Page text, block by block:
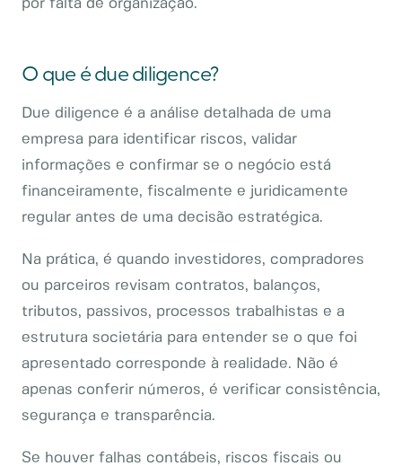
por falta de organização.
O que é due diligence?
Due diligence é a análise detalhada de uma
empresa para identificar riscos, validar
informações e confirmar se o negócio está
financeiramente, fiscalmente e juridicamente
regular antes de uma decisão estratégica.
Na prática, é quando investidores, compradores
ou parceiros revisam contratos, balanços,
tributos, passivos, processos trabalhistas e a
estrutura societária para entender se o que foi
apresentado corresponde à realidade. Não é
apenas conferir números, é verificar consistência,
segurança e transparência.
Se houver falhas contábeis, riscos fiscais ou